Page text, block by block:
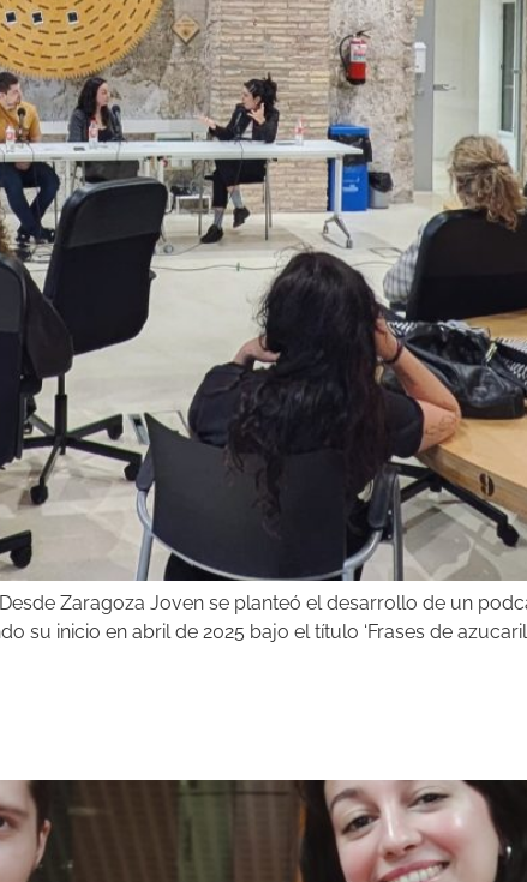
Zaragoza Joven se planteó el desarrollo de un
inicio en abril de 2025 bajo el título ‘Frases de